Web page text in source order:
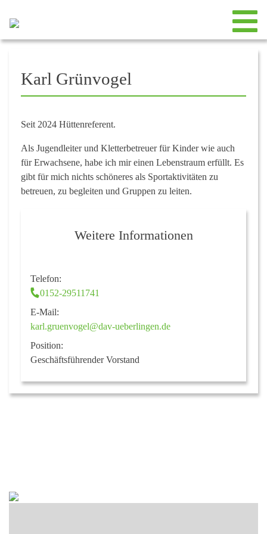
Karl Grünvogel
Seit 2024 Hüttenreferent.
Als Jugendleiter und Kletterbetreuer für Kinder wie auch
für Erwachsene, habe ich mir einen Lebenstraum erfüllt. Es
gibt für mich nichts schöneres als Sportaktivitäten zu
betreuen, zu begleiten und Gruppen zu leiten.
Weitere Informationen
Telefon:
0152-29511741
E-Mail:
karl.gruenvogel@dav-ueberlingen.de
Position:
Geschäftsführender Vorstand